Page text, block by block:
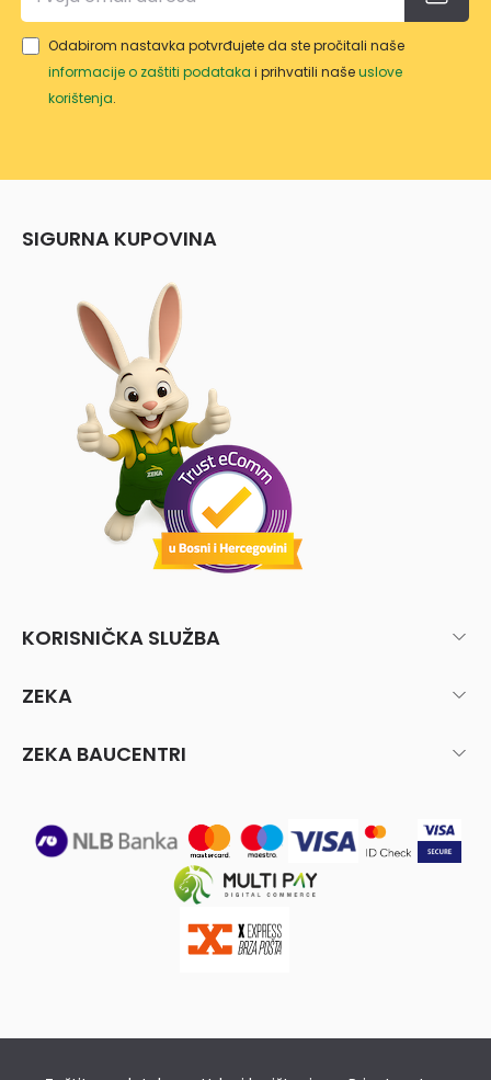
Odabirom nastavka potvrđujete da ste pročitali naše
informacije o zaštiti podataka i prihvatili našeuslove
korištenja.
SIGURNA KUPOVINA
KORISNIČKA SLUŽBA
ZEKA
ZEKA BAUCENTRI